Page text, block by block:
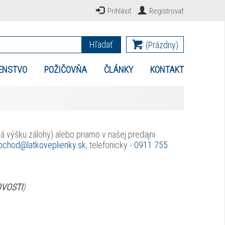
Prihlásiť Registrovať
Hľadať (Prázdny)
POŽIČOVŇA ČLÁNKY KONTAKT
zálohy) alebo priamo v našej predajni
, telefonicky - 0911 755
)